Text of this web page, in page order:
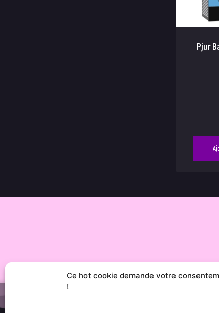
Ce hot cookie demande votre
!
Pjur